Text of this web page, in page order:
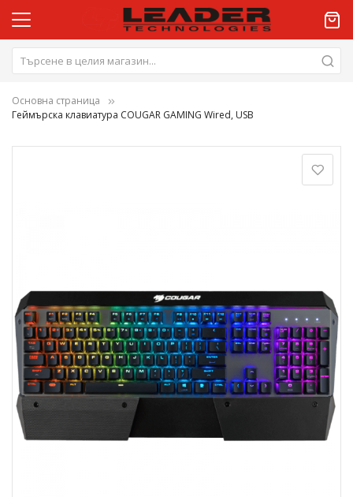
Основна страница
Геймърска клавиатура COUGAR GAMING Wired, USB